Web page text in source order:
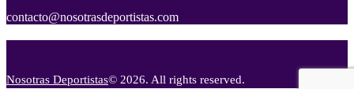
contacto@nosotrasdeportistas.com
Nosotras Deportistas© 2026. All rights reserved.